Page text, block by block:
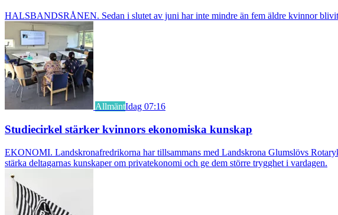
HALSBANDSRÅNEN. Sedan i slutet av juni har inte mindre än fem äldre kvinnor blivit
AllmäntIdag 07:16
Studiecirkel stärker kvinnors ekonomiska kunskap
EKONOMI. Landskronafredrikorna har tillsammans med Landskrona Glumslövs
stärka deltagarnas kunskaper om privatekonomi och ge dem större trygghet i vardagen.